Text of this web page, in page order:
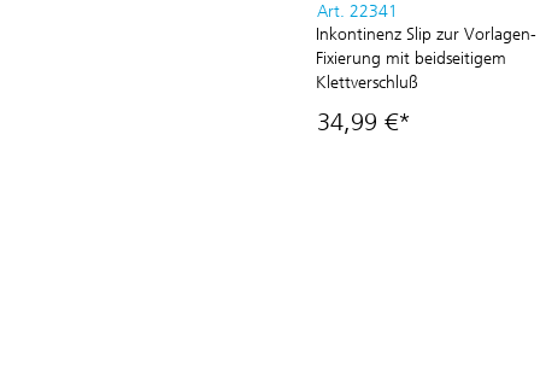
Art. 22341
Inkontinenz Slip zur Vorlagen-
Fixierung mit beidseitigem
Klettverschluß
34,99 €*